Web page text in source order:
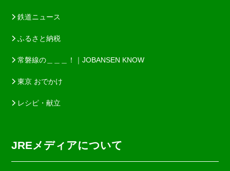
鉄道ニュース
ふるさと納税
常磐線の＿＿＿！｜JOBANSEN KNOW
東京 おでかけ
レシピ・献立
JREメディアについて